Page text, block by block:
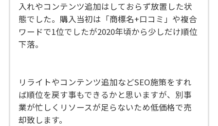
入れやコンテンツ追加はしておらず放置した状
態でした。購入当初は「商標名+口コミ」や複合
ワードで1位でしたが2020年頃から少しだけ順位
下落。
リライトやコンテンツ追加などSEO施策をすれ
ば順位を戻す事もできるかと思いますが、別事
業が忙しくリソースが足らないため低価格で売
却致します。